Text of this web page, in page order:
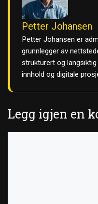
Petter Johansen
Petter Johansen er
grunnlegger av
strukturert og
innhold og digitale
Legg igjen en